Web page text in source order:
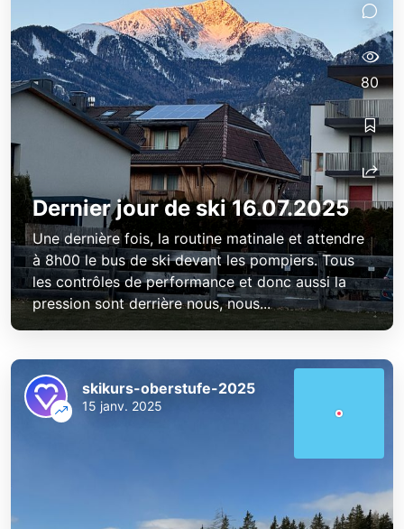
Dernier jour de ski 16.07.2025
Une dernière fois, la routine matinale et attendre
à 8h00 le bus de ski devant les pompiers. Tous
les contrôles de performance et donc aussi la
pression sont derrière nous, nous...
80
skikurs-oberstufe-2025
15 janv. 2025